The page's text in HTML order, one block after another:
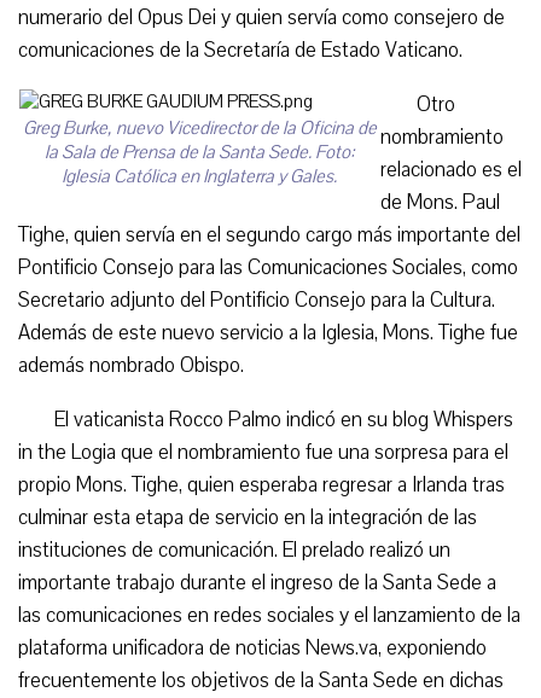
numerario del Opus Dei y quien servía como consejero de
comunicaciones de la Secretaría de Estado Vaticano.
Greg Burke, nuevo Vicedirector de la Oficina de
la Sala de Prensa de la Santa Sede. Foto:
Iglesia Católica en Inglaterra y Gales.
Otro
nombramiento
relacionado es el
de Mons. Paul
Tighe, quien servía en el segundo cargo más importante del
Pontificio Consejo para las Comunicaciones Sociales, como
Secretario adjunto del Pontificio Consejo para la Cultura.
Además de este nuevo servicio a la Iglesia, Mons. Tighe fue
además nombrado Obispo.
El vaticanista Rocco Palmo indicó en su blog Whispers
in the Logia que el nombramiento fue una sorpresa para el
propio Mons. Tighe, quien esperaba regresar a Irlanda tras
culminar esta etapa de servicio en la integración de las
instituciones de comunicación. El prelado realizó un
importante trabajo durante el ingreso de la Santa Sede a
las comunicaciones en redes sociales y el lanzamiento de la
plataforma unificadora de noticias News.va, exponiendo
frecuentemente los objetivos de la Santa Sede en dichas